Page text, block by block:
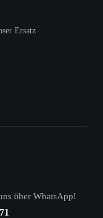
Ersatz
über WhatsApp!